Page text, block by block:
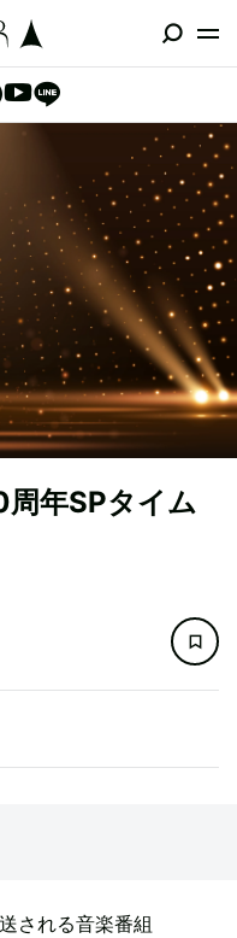
年SPタイム
される音楽番組